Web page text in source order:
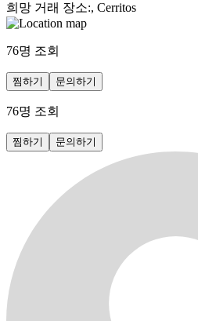
희망 거래 장소:, Cerritos
76명 조회
찜하기 문의하기
76명 조회
찜하기 문의하기